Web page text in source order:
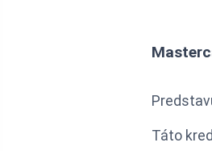
Táto